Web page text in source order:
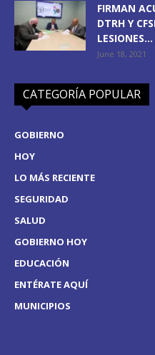
FIRMAN
DTRH Y
LESIONES...
June 18, 2021
CATEGORÍA POPULAR
GOBIERNO
HOY
LO MÁS RECIENTE
SEGURIDAD
SALUD
GOBIERNO HOY
EDUCACIÓN
ENTÉRATE AQUÍ
MUNICIPIOS